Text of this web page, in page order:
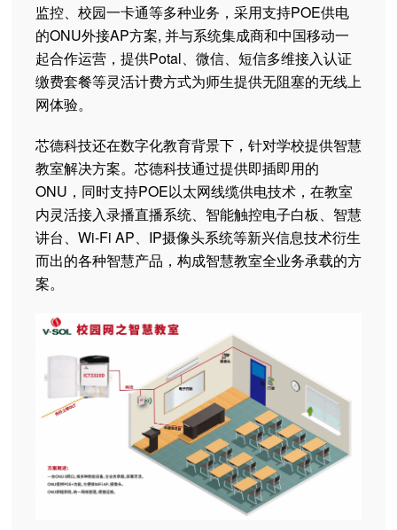
监控、校园一卡通等多种业务，采用支持POE供电
的ONU外接AP方案, 并与系统集成商和中国移动一
起合作运营，提供Potal、微信、短信多维接入认证
缴费套餐等灵活计费方式为师生提供无阻塞的无线上
网体验。
芯德科技还在数字化教育背景下，针对学校提供智慧
教室解决方案。芯德科技通过提供即插即用的
ONU，同时支持POE以太网线缆供电技术，在教室
内灵活接入录播直播系统、智能触控电子白板、智慧
讲台、Wi-Fi AP、IP摄像头系统等新兴信息技术衍生
而出的各种智慧产品，构成智慧教室全业务承载的方
案。